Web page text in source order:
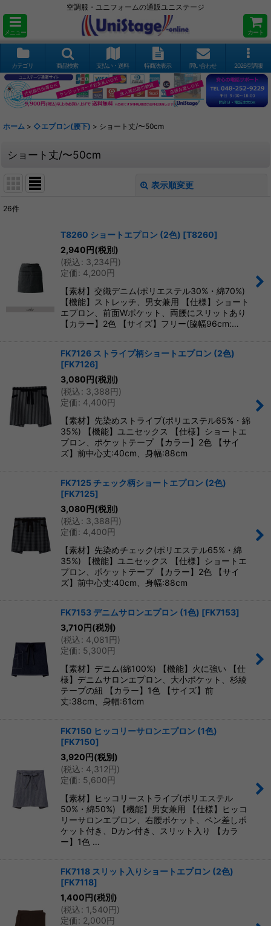
空調服・ユニフォームの通販ユニステージ
メニュー カート
カテゴリ 商品検索 支払い・送料 特商法表示 問い合わせ 2026空調服
ホーム > ◇エプロン(腰下) > ショート丈/〜50cm
ショート丈/〜50cm
表示順変更
絞り込む
26件
T8260 ショートエプロン (2色) [T8260]
2,940円(税別)
(税込: 3,234円)
定価: 4,200円
【素材】交織デニム(ポリエステル30%・綿70%)
【機能】ストレッチ、男女兼用 【仕様】ショート
エプロン、前面Wポケット、両腰にスリットあり
【カラー】2色 【サイズ】フリー(脇幅96cm:…
FK7126 ストライプ柄ショートエプロン (2色)
[FK7126]
3,080円(税別)
(税込: 3,388円)
定価: 4,400円
【素材】先染めストライプ(ポリエステル65%・綿
35%) 【機能】ユニセックス 【仕様】ショートエ
プロン、ポケットテープ 【カラー】2色 【サイ
ズ】前中心丈:40cm、身幅:88cm
FK7125 チェック柄ショートエプロン (2色)
[FK7125]
3,080円(税別)
(税込: 3,388円)
定価: 4,400円
【素材】先染めチェック(ポリエステル65%・綿
35%) 【機能】ユニセックス 【仕様】ショートエ
プロン、ポケットテープ 【カラー】2色 【サイ
ズ】前中心丈:40cm、身幅:88cm
FK7153 デニムサロンエプロン (1色) [FK7153]
3,710円(税別)
(税込: 4,081円)
定価: 5,300円
【素材】デニム(綿100%) 【機能】火に強い 【仕
様】デニムサロンエプロン、大小ポケット、杉綾
テープの紐 【カラー】1色 【サイズ】前
丈:38cm、身幅:61cm
FK7150 ヒッコリーサロンエプロン (1色)
[FK7150]
3,920円(税別)
(税込: 4,312円)
定価: 5,600円
【素材】ヒッコリーストライプ(ポリエステル
50%・綿50%) 【機能】男女兼用 【仕様】ヒッコ
リーサロンエプロン、右腰ポケット、ペン差しポ
ケット付き、Dカン付き、スリット入り 【カラ
ー】1色 …
FK7118 スリット入りショートエプロン (2色)
[FK7118]
1,400円(税別)
(税込: 1,540円)
定価: 2,000円